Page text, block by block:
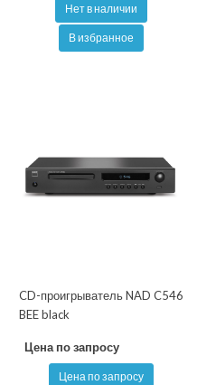
Нет в наличии
В избранное
CD-проигрыватель NAD C546
BEE black
Цена по запросу
Цена по запросу